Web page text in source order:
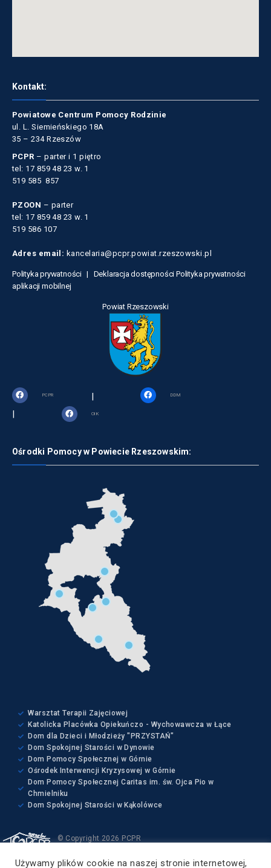
Kontakt:
Powiatowe Centrum Pomocy Rodzinie
ul. L. Siemieńskiego 18A
35 – 234 Rzeszów
PCPR – parter i 1 piętro
tel: 17 859 48 23 w. 1
519 585 857
PZOON – parter
tel: 17 859 48 23 w. 1
519 586 107
Adres email: kancelaria@pcpr.powiat.rzeszowski.pl
Polityka prywatności | Deklaracja dostępności Polityka prywatności
aplikacji mobilnej
Powiat Rzeszowski
PCPR | DDM
| OIK
Ośrodki Pomocy w Powiecie Rzeszowskim:
Warsztat Terapii Zajęciowej
Katolicka Placówka Opiekuńczo - Wychowawcza w Łące
Dom dla Dzieci i Młodzieży "PRZYSTAŃ"
Dom Spokojnej Starości w Dynowie
Dom Pomocy Społecznej w Górnie
Ośrodek Interwencji Kryzysowej w Górnie
Dom Pomocy Społecznej Caritas im. św. Ojca Pio w
Chmielniku
Dom Spokojnej Starości w Kąkolówce
© Copyright 2026 PCPR
Używamy plików cookie na naszej stronie internetowej,